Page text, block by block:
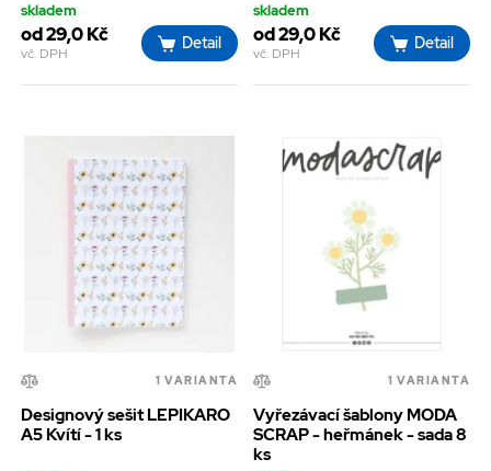
skladem
od 29,0 Kč
vč. DPH
Detail
skladem
od 29,0 Kč
vč. DPH
Detail
1 VARIANTA
Designový sešit LEPIKARO
A5 Kvítí - 1 ks
1 VARIANTA
Vyřezávací šablony MODA
SCRAP - heřmánek - sada 8
ks